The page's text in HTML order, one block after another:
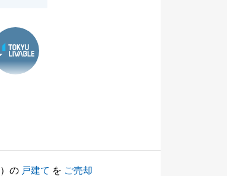
）の 戸建て を ご売却